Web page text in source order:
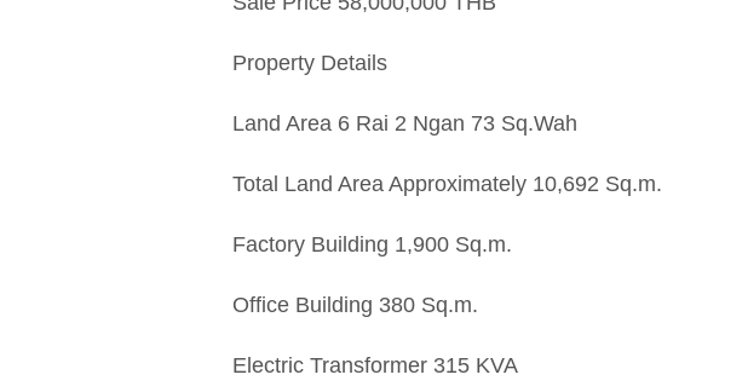
Property Details
Land Area 6 Rai 2 Ngan 73 Sq.Wah
Total Land Area Approximately 10,692 Sq.m.
Factory Building 1,900 Sq.m.
Office Building 380 Sq.m.
Electric Transformer 315 KVA